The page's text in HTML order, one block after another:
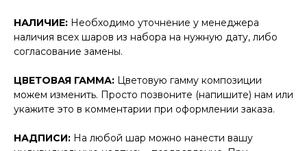
НАЛИЧИЕ: Необходимо уточнение у менеджера
наличия всех шаров из набора на нужную дату, либо
согласование замены.
ЦВЕТОВАЯ ГАММА: Цветовую гамму композиции
можем изменить. Просто позвоните (напишите) нам или
укажите это в комментарии при оформлении заказа.
НАДПИСИ: На любой шар можно нанести вашу